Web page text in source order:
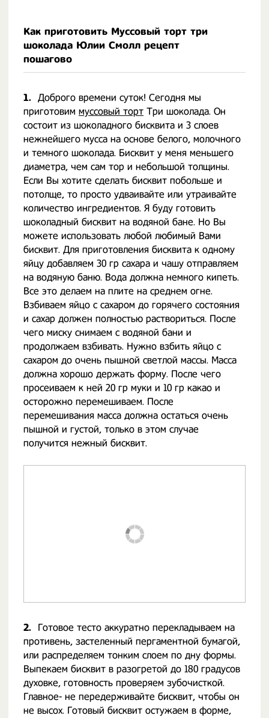
Как приготовить Муссовый торт три
шоколада Юлии Смолл рецепт
пошагово
1. Доброго времени суток! Сегодня мы
приготовим муссовый торт Три шоколада. Он
состоит из шоколадного бисквита и 3 слоев
нежнейшего мусса на основе белого, молочного
и темного шоколада. Бисквит у меня меньшего
диаметра, чем сам тор и небольшой толщины.
Если Вы хотите сделать бисквит побольше и
потолще, то просто удваивайте или утраивайте
количество ингредиентов. Я буду готовить
шоколадный бисквит на водяной бане. Но Вы
можете использовать любой любимый Вами
бисквит. Для приготовления бисквита к одному
яйцу добавляем 30 гр сахара и чашу отправляем
на водяную баню. Вода должна немного кипеть.
Все это делаем на плите на среднем огне.
Взбиваем яйцо с сахаром до горячего состояния
и сахар должен полностью раствориться. После
чего миску снимаем с водяной бани и
продолжаем взбивать. Нужно взбить яйцо с
сахаром до очень пышной светлой массы. Масса
должна хорошо держать форму. После чего
просеиваем к ней 20 гр муки и 10 гр какао и
осторожно перемешиваем. После
перемешивания масса должна остаться очень
пышной и густой, только в этом случае
получится нежный бисквит.
2.
Готовое тесто аккуратно перекладываем на
противень, застеленный пергаментной бумагой,
или распределяем тонким слоем по дну формы.
Выпекаем бисквит в разогретой до 180 градусов
духовке, готовность проверяем зубочисткой.
Главное- не передерживайте бисквит, чтобы он
не высох. Готовый бисквит остужаем в форме,